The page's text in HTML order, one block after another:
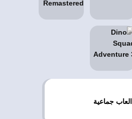
العاب جماعية